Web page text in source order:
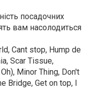
посадочних
вам насолодиться
Cant stop, Hump de
Scar Tissue,
Minor Thing, Don't
Bridge, Get on top, I